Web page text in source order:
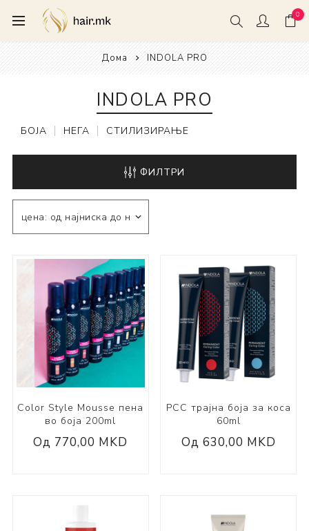
0
Дома INDOLA PRO
INDOLA PRO
БОЈА НЕГА СТИЛИЗИРАЊЕ
ФИЛТРИ
Color Style Mousse пена
во боја 200ml
Од 770,00 MKD
PCC трајна боја за коса
60ml
Од 630,00 MKD